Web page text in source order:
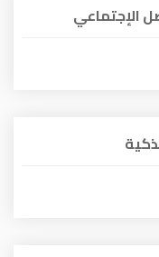
الإجتماعي